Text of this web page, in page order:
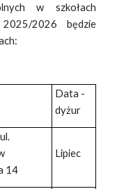
w szkołach
2026 będzie
Data -
dyżur
14
Lipiec